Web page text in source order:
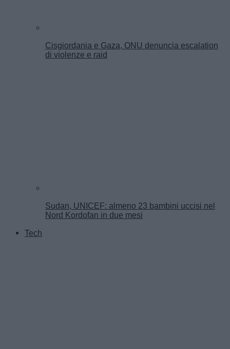
Cisgiordania e Gaza, ONU denuncia escalation
di violenze e raid
Sudan, UNICEF: almeno 23 bambini uccisi nel
Nord Kordofan in due mesi
Tech